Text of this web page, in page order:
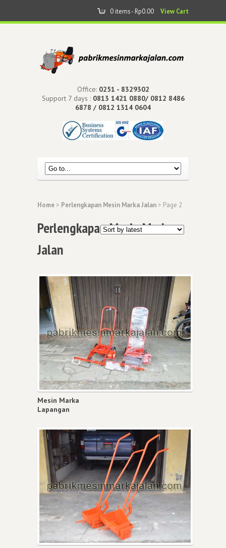
0 items - Rp0.00 View Cart
Office: 0251 - 8329302
Support 7 days : 0813 1421 0880/ 0812 8486
6878 / 0812 1314 0604
Home > Perlengkapan Mesin Marka Jalan > Page 2
Perlengkapan Mesin Marka
Jalan
Mesin Marka
Lapangan